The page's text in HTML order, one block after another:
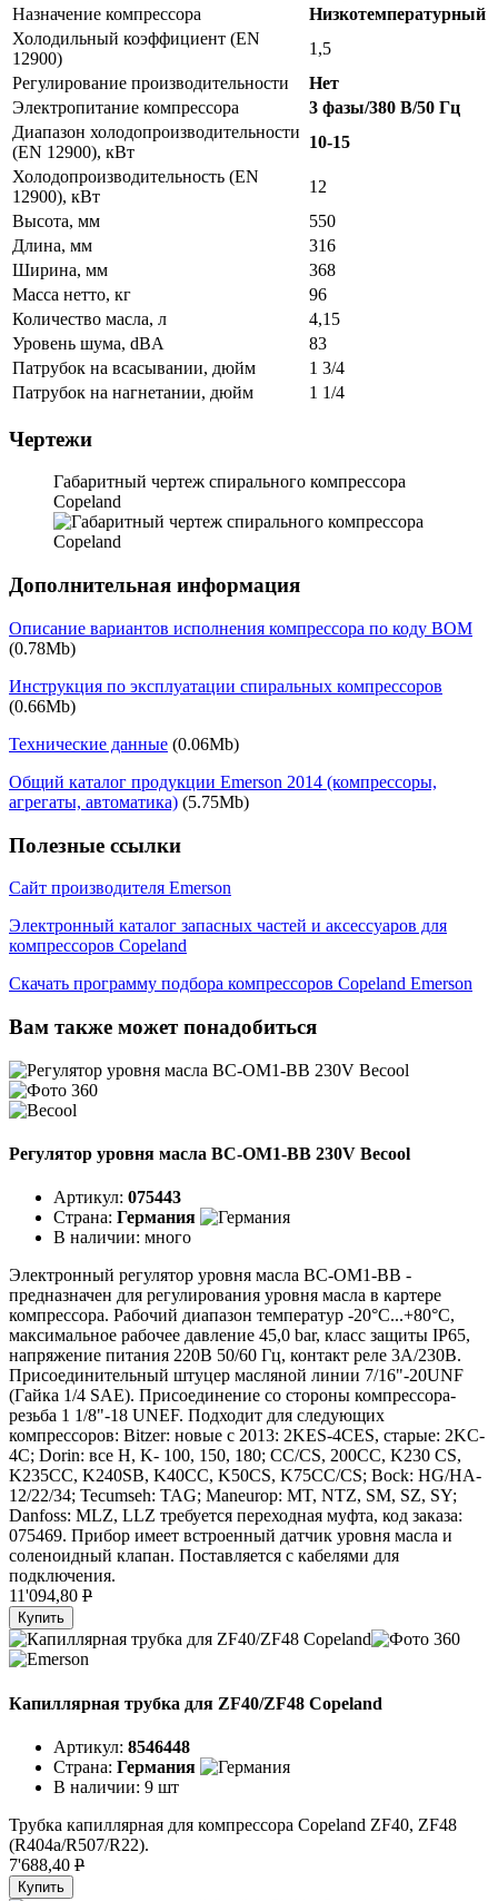
Назначение компрессора
Низкотемпературный
Холодильный коэффициент (EN
12900)
1,5
Регулирование производительности
Нет
Электропитание компрессора
3 фазы/380 В/50 Гц
Диапазон холодопроизводительности
(EN 12900), кВт
10-15
Холодопроизводительность (EN
12900), кВт
12
Высота, мм
550
Длина, мм
316
Ширина, мм
368
Масса нетто, кг
96
Количество масла, л
4,15
Уровень шума, dBA
83
Патрубок на всасывании, дюйм
1 3/4
Патрубок на нагнетании, дюйм
1 1/4
Чертежи
Габаритный чертеж спирального компрессора
Copeland
Дополнительная информация
Описание вариантов исполнения компрессора по коду BOM
(0.78Mb)
Инструкция по эксплуатации спиральных компрессоров
(0.66Mb)
Технические данные (0.06Mb)
Общий каталог продукции Emerson 2014 (компрессоры,
агрегаты, автоматика) (5.75Mb)
Полезные ссылки
Сайт производителя Emerson
Электронный каталог запасных частей и аксессуаров для
компрессоров Copeland
Скачать программу подбора компрессоров Copeland Emerson
Вам также может понадобиться
Регулятор уровня масла BC-OM1-BB 230V Becool
Артикул: 075443
Страна: Германия
В наличии: много
Электронный регулятор уровня масла BC-OM1-BB -
предназначен для регулирования уровня масла в картере
компрессора. Рабочий диапазон температур -20°C...+80°C,
максимальное рабочее давление 45,0 bar, класс защиты IP65,
напряжение питания 220В 50/60 Гц, контакт реле 3А/230В.
Присоединительный штуцер масляной линии 7/16"-20UNF
(Гайка 1/4 SAE). Присоединение со стороны компрессора-
резьба 1 1/8"-18 UNEF. Подходит для следующих
компрессоров: Bitzer: новые с 2013: 2KES-4CES, старые: 2KC-
4C; Dorin: все H, K- 100, 150, 180; CC/CS, 200CC, K230 CS,
K235CC, K240SB, K40CC, K50CS, K75CC/CS; Bock: HG/HA-
12/22/34; Tecumseh: TAG; Maneurop: MT, NTZ, SM, SZ, SY;
Danfoss: MLZ, LLZ требуется переходная муфта, код заказа:
075469. Прибор имеет встроенный датчик уровня масла и
соленоидный клапан. Поставляется с кабелями для
подключения.
11'094,80 P
Купить
Капиллярная трубка для ZF40/ZF48 Copeland
Артикул: 8546448
Страна: Германия
В наличии: 9 шт
Трубка капиллярная для компрессора Copeland ZF40, ZF48
(R404a/R507/R22).
7'688,40 P
Купить